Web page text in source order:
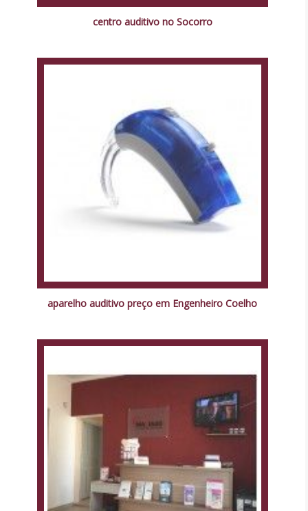
centro auditivo no Socorro
aparelho auditivo preço em Engenheiro Coelho